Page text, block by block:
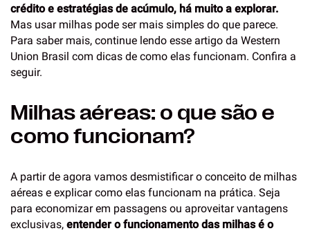
crédito e estratégias de acúmulo, há muito a explorar.
Mas usar milhas pode ser mais simples do que parece.
Para saber mais, continue lendo esse artigo da Western
Union Brasil com dicas de como elas funcionam. Confira a
seguir.
Milhas aéreas: o que são e
como funcionam?
A partir de agora vamos desmistificar o conceito de milhas
aéreas e explicar como elas funcionam na prática. Seja
para economizar em passagens ou aproveitar vantagens
exclusivas, entender o funcionamento das milhas é o